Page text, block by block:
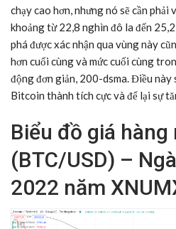
chạy cao hơn, nhưng nó sẽ cần
khoảng từ 22,8 nghìn đô la đến
phá được xác nhận qua vùng này
hơn cuối cùng và mức cuối cùng
động đơn giản, 200-dsma. Điều
Bitcoin thành tích cực và để lại sự
Biểu đồ giá hàng
(BTC/USD) –
2022 năm